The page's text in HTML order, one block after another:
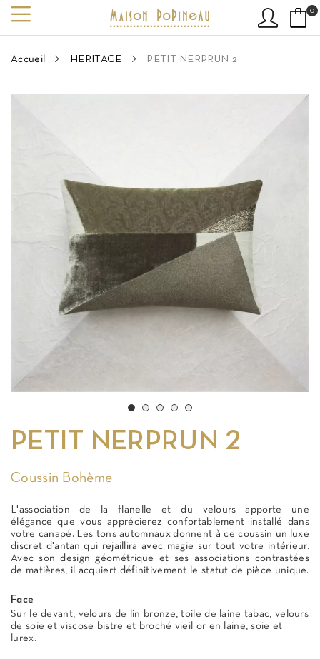
0
Accueil HERITAGE PETIT NERPRUN 2
PETIT NERPRUN 2
Coussin Bohème
L'association de la flanelle et du velours apporte une
élégance que vous apprécierez confortablement installé dans
votre canapé. Les tons automnaux donnent à ce coussin un luxe
discret d'antan qui rejaillira avec magie sur tout votre intérieur.
Avec son design géométrique et ses associations contrastées
de matières, il acquiert définitivement le statut de pièce unique.
Face
Sur le devant, velours de lin bronze, toile de laine tabac, velours
de soie et viscose bistre et broché vieil or en laine, soie et
lurex.